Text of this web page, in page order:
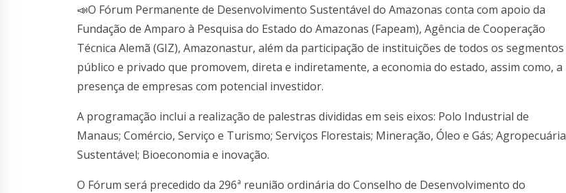
📣O Fórum Permanente de Desenvolvimento Sustentável do Amazonas conta com apoio da
Fundação de Amparo à Pesquisa do Estado do Amazonas (Fapeam), Agência de Cooperação
Técnica Alemã (GIZ), Amazonastur, além da participação de instituições de todos os segmentos
público e privado que promovem, direta e indiretamente, a economia do estado, assim como, a
presença de empresas com potencial investidor.
A programação inclui a realização de palestras divididas em seis eixos: Polo Industrial de
Manaus; Comércio, Serviço e Turismo; Serviços Florestais; Mineração, Óleo e Gás; Agropecuária
Sustentável; Bioeconomia e inovação.
O Fórum será precedido da 296ª reunião ordinária do Conselho de Desenvolvimento do